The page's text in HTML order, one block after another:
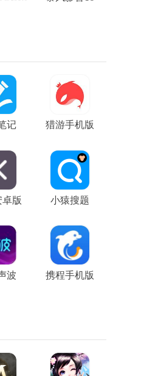
记 猎游手机版
卓版 小猿搜题
波 携程手机版